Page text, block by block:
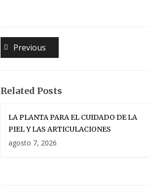
Navegación
de
Previous
Related Posts
LA PLANTA PARA EL CUIDADO DE LA
PIEL Y LAS ARTICULACIONES
agosto 7, 2026